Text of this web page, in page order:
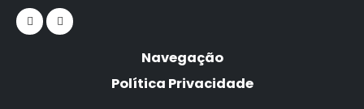
Navegação
Política Privacidade